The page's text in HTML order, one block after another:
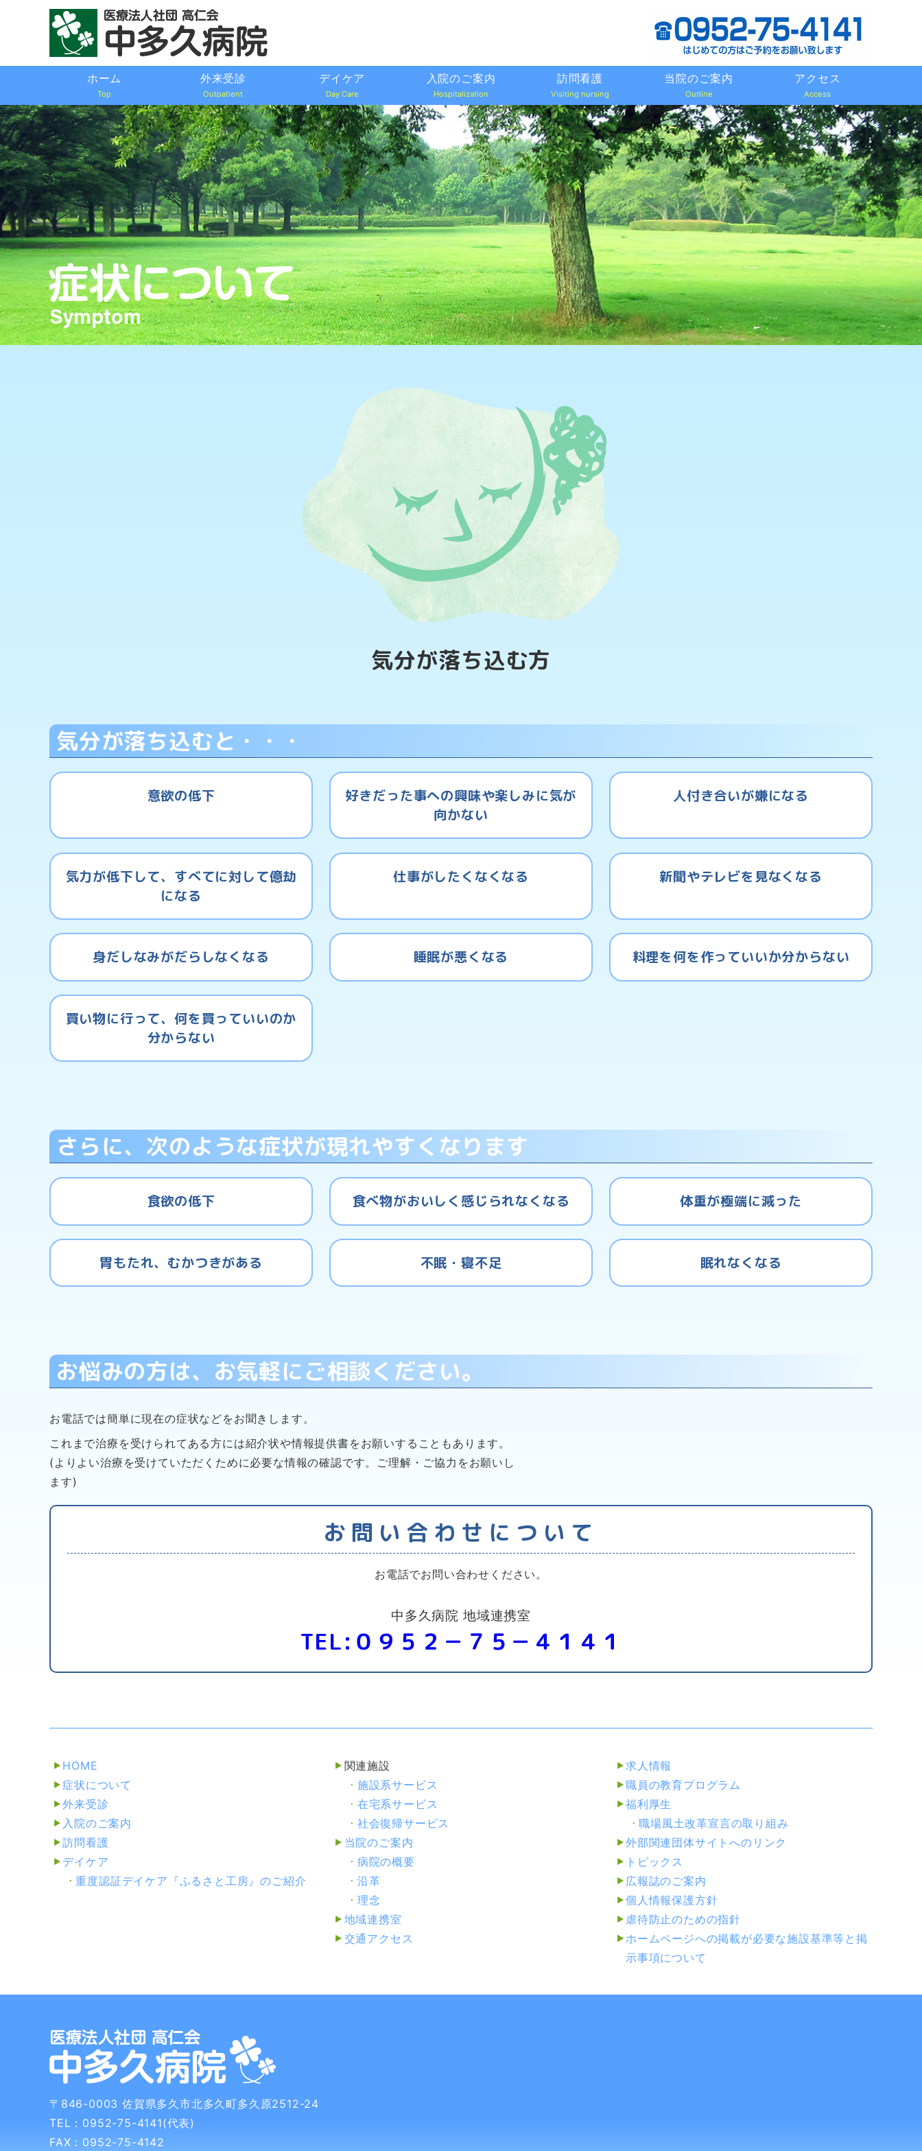
ホーム
Top
外来受診
Outpatient
デイケア
Day Care
入院のご案内
Hospitalization
訪問看護
Visiting nursing
当院のご案内
Outline
アクセス
Access
気分が落ち込む方
気分が落ち込むと・・・
意欲の低下
好きだった事への興味や楽しみに気が
向かない
人付き合いが嫌になる
気力が低下して、すべてに対して億劫
になる
仕事がしたくなくなる 新聞やテレビを見なくなる
身だしなみがだらしなくなる 睡眠が悪くなる 料理を何を作っていいか分からない
買い物に行って、何を買っていいのか
分からない
さらに、次のような症状が現れやすくなります
食欲の低下 食べ物がおいしく感じられなくなる 体重が極端に減った
胃もたれ、むかつきがある 不眠・寝不足 眠れなくなる
お悩みの方は、お気軽にご相談ください。
お電話では簡単に現在の症状などをお聞きします。
これまで治療を受けられてある方には紹介状や情報提供書をお願いすることもあります。
(よりよい治療を受けていただくために必要な情報の確認です。ご理解・ご協力をお願いし
ます)
お問い合わせについて
お電話でお問い合わせください。
中多久病院 地域連携室
TEL:０９５２－７５－４１４１
HOME
症状について
外来受診
入院のご案内
訪問看護
デイケア
重度認証デイケア『ふるさと工房』のご紹介
関連施設
施設系サービス
在宅系サービス
社会復帰サービス
当院のご案内
病院の概要
沿革
理念
地域連携室
交通アクセス
求人情報
職員の教育プログラム
福利厚生
職場風土改革宣言の取り組み
外部関連団体サイトへのリンク
トピックス
広報誌のご案内
個人情報保護方針
虐待防止のための指針
ホームページへの掲載が必要な施設基準等と掲
示事項について
〒846-0003 佐賀県多久市北多久町多久原2512-24
TEL：0952-75-4141(代表)
FAX：0952-75-4142